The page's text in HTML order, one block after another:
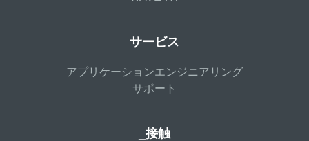
サービス
アプリケーションエンジニアリング
サポート
_接触